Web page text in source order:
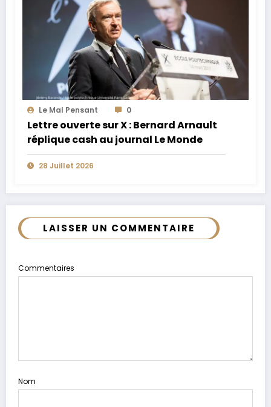
Le Mal Pensant 0
Lettre ouverte sur X : Bernard Arnault
réplique cash au journal Le Monde
28 Juillet 2026
LAISSER UN COMMENTAIRE
Commentaires
Nom